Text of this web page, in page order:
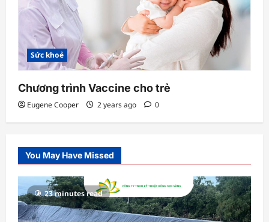
Sức khoẻ
Chương trình Vaccine cho trẻ
Eugene Cooper 2 years ago 0
You May Have Missed
23 minutes read